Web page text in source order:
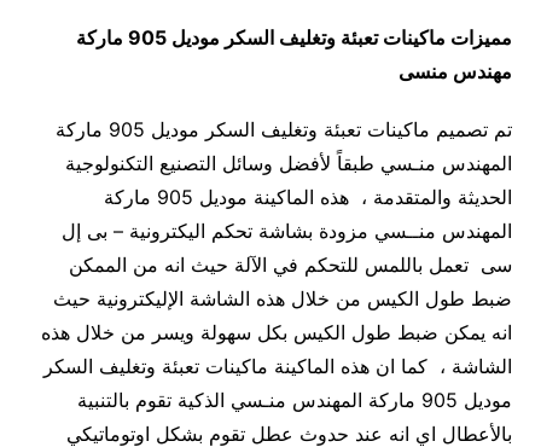
مميزات ماكينات تعبئة وتغليف السكر
موديل 905 ماركة
مهندس منسى
تم تصميم ماكينات تعبئة وتغليف السكر موديل 905 ماركة
المهندس منـسي طبقاً لأفضل وسائل التصنيع التكنولوجية
الحديثة والمتقدمة ، هذه الماكينة موديل 905 ماركة
المهندس منــسي مزودة بشاشة تحكم اليكترونية – بى إل
سى تعمل باللمس للتحكم في الآلة حيث انه من الممكن
ضبط طول الكيس من خلال هذه الشاشة الإليكترونية حيث
انه يمكن ضبط طول الكيس بكل سهولة ويسر من خلال هذه
الشاشة ، كما ان هذه الماكينة ماكينات تعبئة وتغليف السكر
موديل 905 ماركة المهندس منـسي الذكية تقوم بالتنبية
بالأعطال اي انه عند حدوث عطل تقوم بشكل اوتوماتيكي